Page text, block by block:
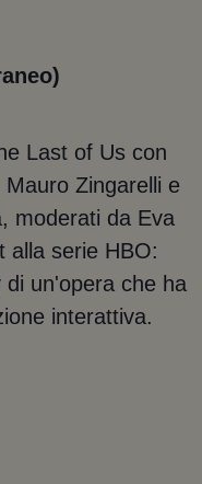
Last of Us con
Zingarelli e
moderati da Eva
alla serie HBO:
un'opera che ha
interattiva.